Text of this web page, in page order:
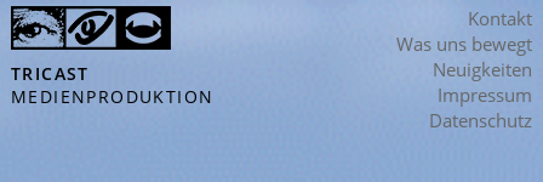
Kontakt
Was uns bewegt
Neuigkeiten
Impressum
Datenschutz
TRICAST
MEDIENPRODUKTION